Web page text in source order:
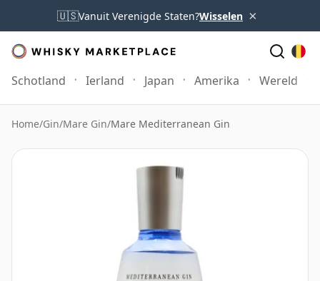
🇺🇸Vanuit Verenigde Staten?Wisselen ×
Schotland Ierland Japan Amerika Wereld
Home/Gin/Mare Gin/Mare Mediterranean Gin